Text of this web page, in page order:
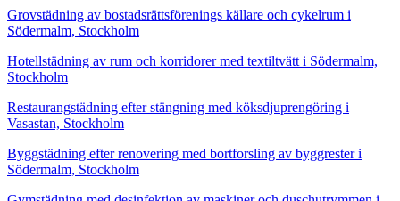
Grovstädning av bostadsrättsförenings källare och cykelrum i
Södermalm, Stockholm
Hotellstädning av rum och korridorer med textiltvätt i Södermalm,
Stockholm
Restaurangstädning efter stängning med köksdjuprengöring i
Vasastan, Stockholm
Byggstädning efter renovering med bortforsling av byggrester i
Södermalm, Stockholm